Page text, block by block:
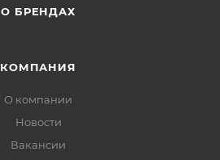
О БРЕНДАХ
КОМПАНИЯ
О компании
Новости
Вакансии